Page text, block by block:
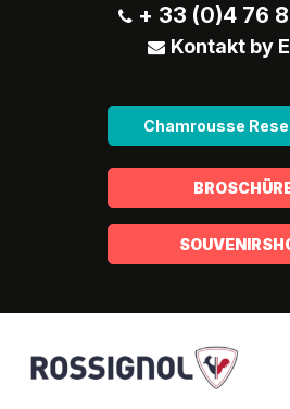
+ 33 (0)4 76
Kontakt by
Chamrousse